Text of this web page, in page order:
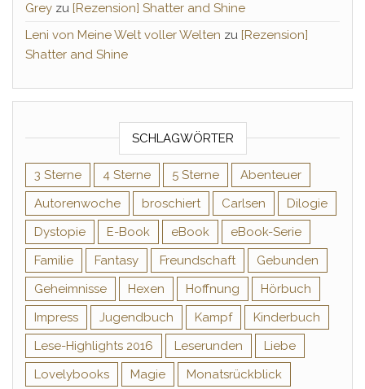
Grey zu [Rezension] Shatter and Shine
Leni von Meine Welt voller Welten zu [Rezension]
Shatter and Shine
SCHLAGWÖRTER
3 Sterne 4 Sterne 5 Sterne
Abenteuer
Autorenwoche
broschiert Carlsen
Dilogie
Dystopie
E-Book eBook
eBook-Serie
Familie
Fantasy Freundschaft
Gebunden
Geheimnisse
Hexen Hoffnung
Hörbuch
Impress
Jugendbuch Kampf
Kinderbuch
Lese-Highlights 2016
Leserunden
Liebe
Lovelybooks
Magie
Monatsrückblick